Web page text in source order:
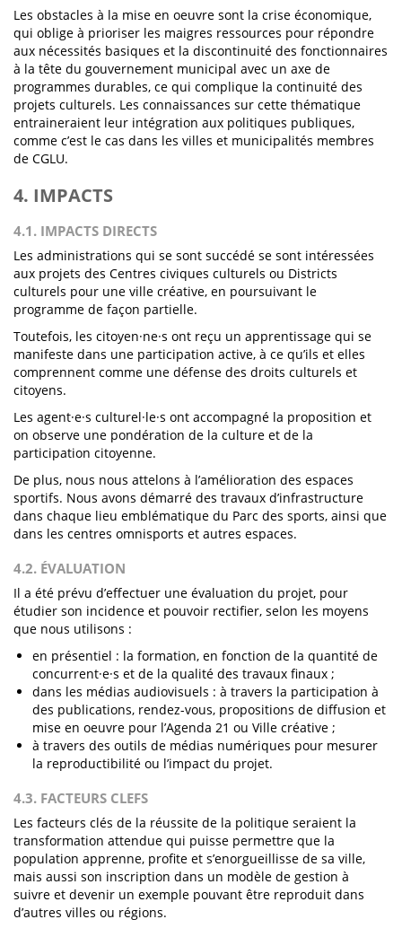
Les obstacles à la mise en oeuvre sont la crise économique,
qui oblige à prioriser les maigres ressources pour répondre
aux nécessités basiques et la discontinuité des fonctionnaires
à la tête du gouvernement municipal avec un axe de
programmes durables, ce qui complique la continuité des
projets culturels. Les connaissances sur cette thématique
entraineraient leur intégration aux politiques publiques,
comme c’est le cas dans les villes et municipalités membres
de CGLU.
4. IMPACTS
4.1. IMPACTS DIRECTS
Les administrations qui se sont succédé se sont intéressées
aux projets des Centres civiques culturels ou Districts
culturels pour une ville créative, en poursuivant le
programme de façon partielle.
Toutefois, les citoyen·ne·s ont reçu un apprentissage qui se
manifeste dans une participation active, à ce qu’ils et elles
comprennent comme une défense des droits culturels et
citoyens.
Les agent·e·s culturel·le·s ont accompagné la proposition et
on observe une pondération de la culture et de la
participation citoyenne.
De plus, nous nous attelons à l’amélioration des espaces
sportifs. Nous avons démarré des travaux d’infrastructure
dans chaque lieu emblématique du Parc des sports, ainsi que
dans les centres omnisports et autres espaces.
4.2. ÉVALUATION
Il a été prévu d’effectuer une évaluation du projet, pour
étudier son incidence et pouvoir rectifier, selon les moyens
que nous utilisons :
en présentiel : la formation, en fonction de la quantité de
concurrent·e·s et de la qualité des travaux finaux ;
dans les médias audiovisuels : à travers la participation à
des publications, rendez-vous, propositions de diffusion et
mise en oeuvre pour l’Agenda 21 ou Ville créative ;
à travers des outils de médias numériques pour mesurer
la reproductibilité ou l’impact du projet.
4.3. FACTEURS CLEFS
Les facteurs clés de la réussite de la politique seraient la
transformation attendue qui puisse permettre que la
population apprenne, profite et s’enorgueillisse de sa ville,
mais aussi son inscription dans un modèle de gestion à
suivre et devenir un exemple pouvant être reproduit dans
d’autres villes ou régions.